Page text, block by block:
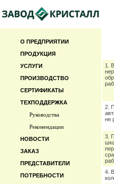
О ПРЕДПРИЯТИИ
ПРОДУКЦИЯ
УСЛУГИ
ПРОИЗВОДСТВО
СЕРТИФИКАТЫ
ТЕХПОДДЕРЖКА
Руководства
Рекомендации
НОВОСТИ
ЗАКАЗ
ПРЕДСТАВИТЕЛИ
ПОТРЕБНОСТИ
1.
2.
не
3.
4.